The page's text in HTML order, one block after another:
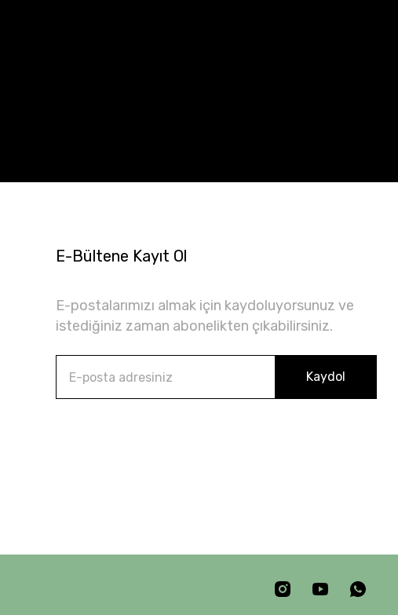
E-Bültene Kayıt Ol
E-postalarımızı almak için kaydoluyorsunuz ve
istediğiniz zaman abonelikten çıkabilirsiniz.
Kaydol